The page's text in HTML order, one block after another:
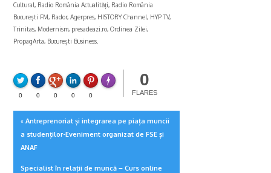
Cultural, Radio România Actualități, Radio România
București FM, Rador, Agerpres, HISTORY Channel, HYP TV,
Trinitas, Modernism, presadeazi.ro, Ordinea Zilei,
PropagArta, București Business.
0 0 0 0 0
Made with FLARE
0
FLARES
«Antreprenoriat și integrarea pe piața muncii
a studenților-Eveniment organizat de FSE și
ANAF
Specialist în relații de muncă – Curs online